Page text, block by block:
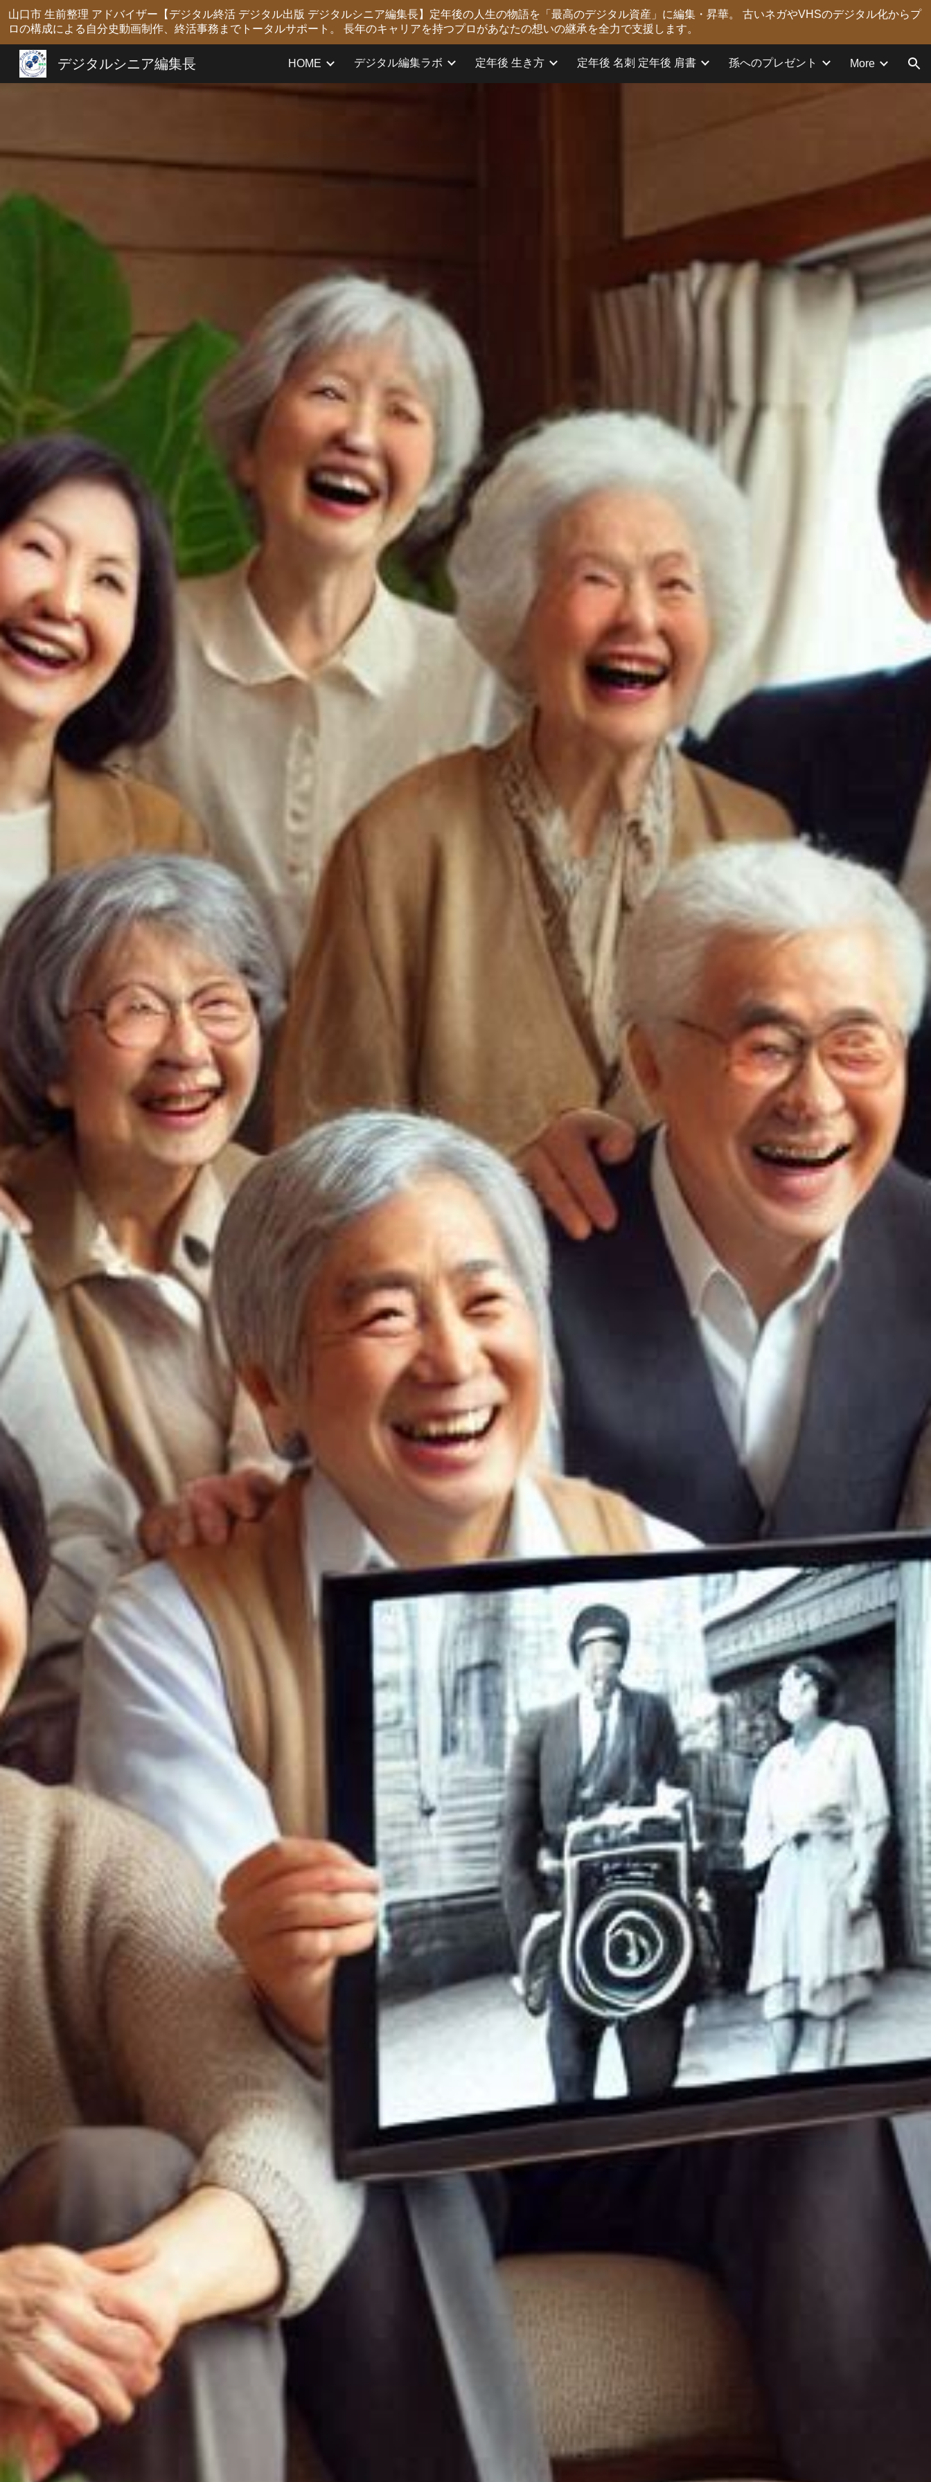
Skip to main content Skip to navigation
山口市 生前整理 アドバイザー【デジタル終活 デジタル出版 デジタルシニア編集長】定年後の人生の物語を「最高のデジタル資産」に編集・昇華。 古いネガやVHSのデジタル化からプ
ロの構成による自分史動画制作、終活事務までトータルサポート。 長年のキャリアを持つプロがあなたの想いの継承を全力で支援します。
デジタルシニア編集長 HOME デジタル編集ラボ 定年後 生き方 定年後 名刺 定年後 肩書 孫へのプレゼント More